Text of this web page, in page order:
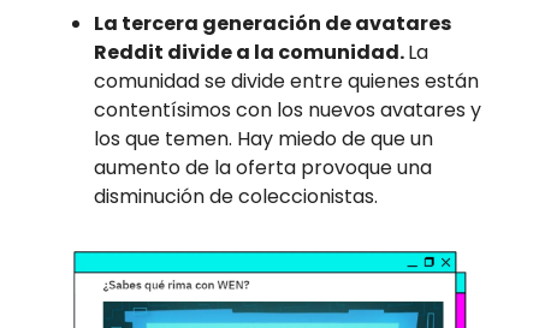
La tercera generación de avatares
Reddit divide a la comunidad.La
comunidad se divide entre quienes están
contentísimos con los nuevos avatares y
los que temen. Hay miedo de que un
aumento de la oferta provoque una
disminución de coleccionistas.